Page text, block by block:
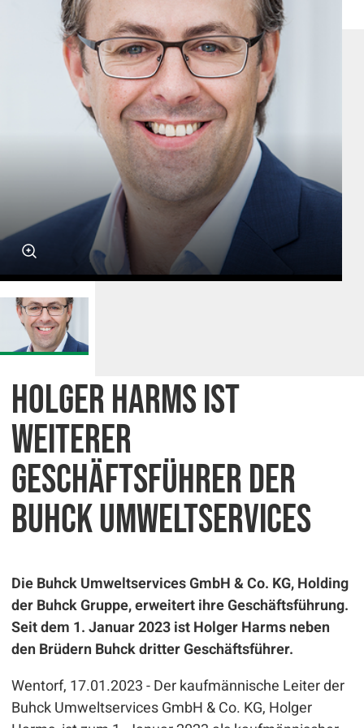
Holger Harms ist
weiterer
Geschäftsführer der
Buhck Umweltservices
Die Buhck Umweltservices GmbH & Co. KG, Holding
der Buhck Gruppe, erweitert ihre Geschäftsführung.
Seit dem 1. Januar 2023 ist Holger Harms neben
den Brüdern Buhck dritter Geschäftsführer.
Wentorf, 17.01.2023 - Der kaufmännische Leiter der
Buhck Umweltservices GmbH & Co. KG, Holger